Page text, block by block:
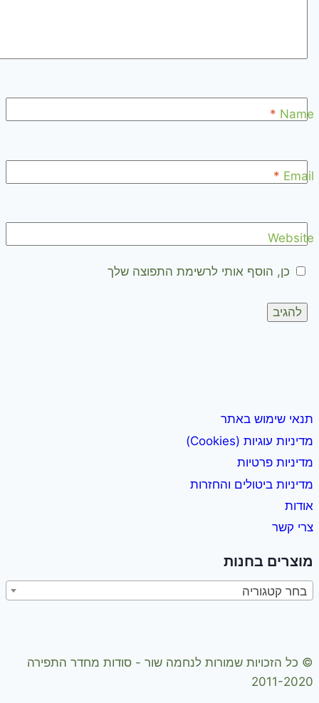
Name
*
Email
*
Website
כן, הוסף אותי לרשימת התפוצה שלך
תנאי שימוש באתר
מדיניות עוגיות (Cookies)
מדיניות פרטיות
מדיניות ביטולים והחזרות
אודות
צרי קשר
מוצרים בחנות
בחר קטגוריה
© כל הזכויות שמורות לנחמה שור - סודות מחדר התפירה
2011-2020